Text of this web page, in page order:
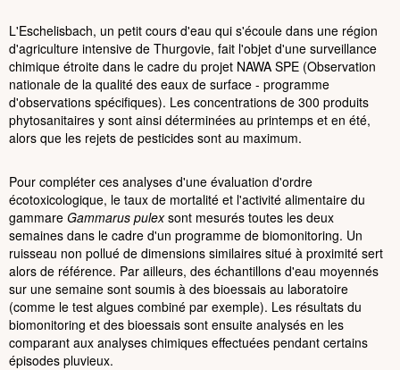
L'Eschelisbach, un petit cours d'eau qui s'écoule dans une région
d'agriculture intensive de Thurgovie, fait l'objet d'une surveillance
chimique étroite dans le cadre du projet NAWA SPE (Observation
nationale de la qualité des eaux de surface - programme
d'observations spécifiques). Les concentrations de 300 produits
phytosanitaires y sont ainsi déterminées au printemps et en été,
alors que les rejets de pesticides sont au maximum.
Pour compléter ces analyses d'une évaluation d'ordre
écotoxicologique, le taux de mortalité et l'activité alimentaire du
gammare Gammarus pulexsont mesurés toutes les deux
semaines dans le cadre d'un programme de biomonitoring. Un
ruisseau non pollué de dimensions similaires situé à proximité sert
alors de référence. Par ailleurs, des échantillons d'eau moyennés
sur une semaine sont soumis à des bioessais au laboratoire
(comme le test algues combiné par exemple). Les résultats du
biomonitoring et des bioessais sont ensuite analysés en les
comparant aux analyses chimiques effectuées pendant certains
épisodes pluvieux.